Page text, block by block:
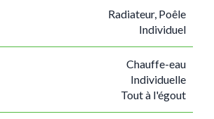
Radiateur, Poêle
Individuel
Chauffe-eau
Individuelle
Tout à l'égout